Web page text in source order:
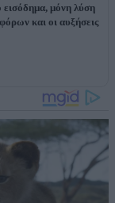
εισόδημα, μόνη λύση
και οι αυξήσεις